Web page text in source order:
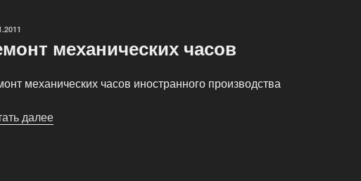
механических часов
механических часов иностранного производства
далее